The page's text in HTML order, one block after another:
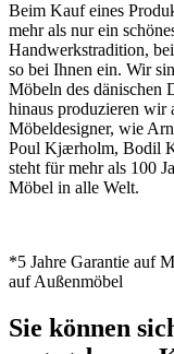
Beim Kauf eines
mehr als nur ein
Handwerkstradition,
so bei Ihnen ein. Wir
Möbeln des dänischen
hinaus produzieren wir
Möbeldesigner, wie
Poul Kjærholm, Bodil
steht für mehr als 100
Möbel in alle Welt.
*5 Jahre Garantie auf
auf Außenmöbel
Sie können